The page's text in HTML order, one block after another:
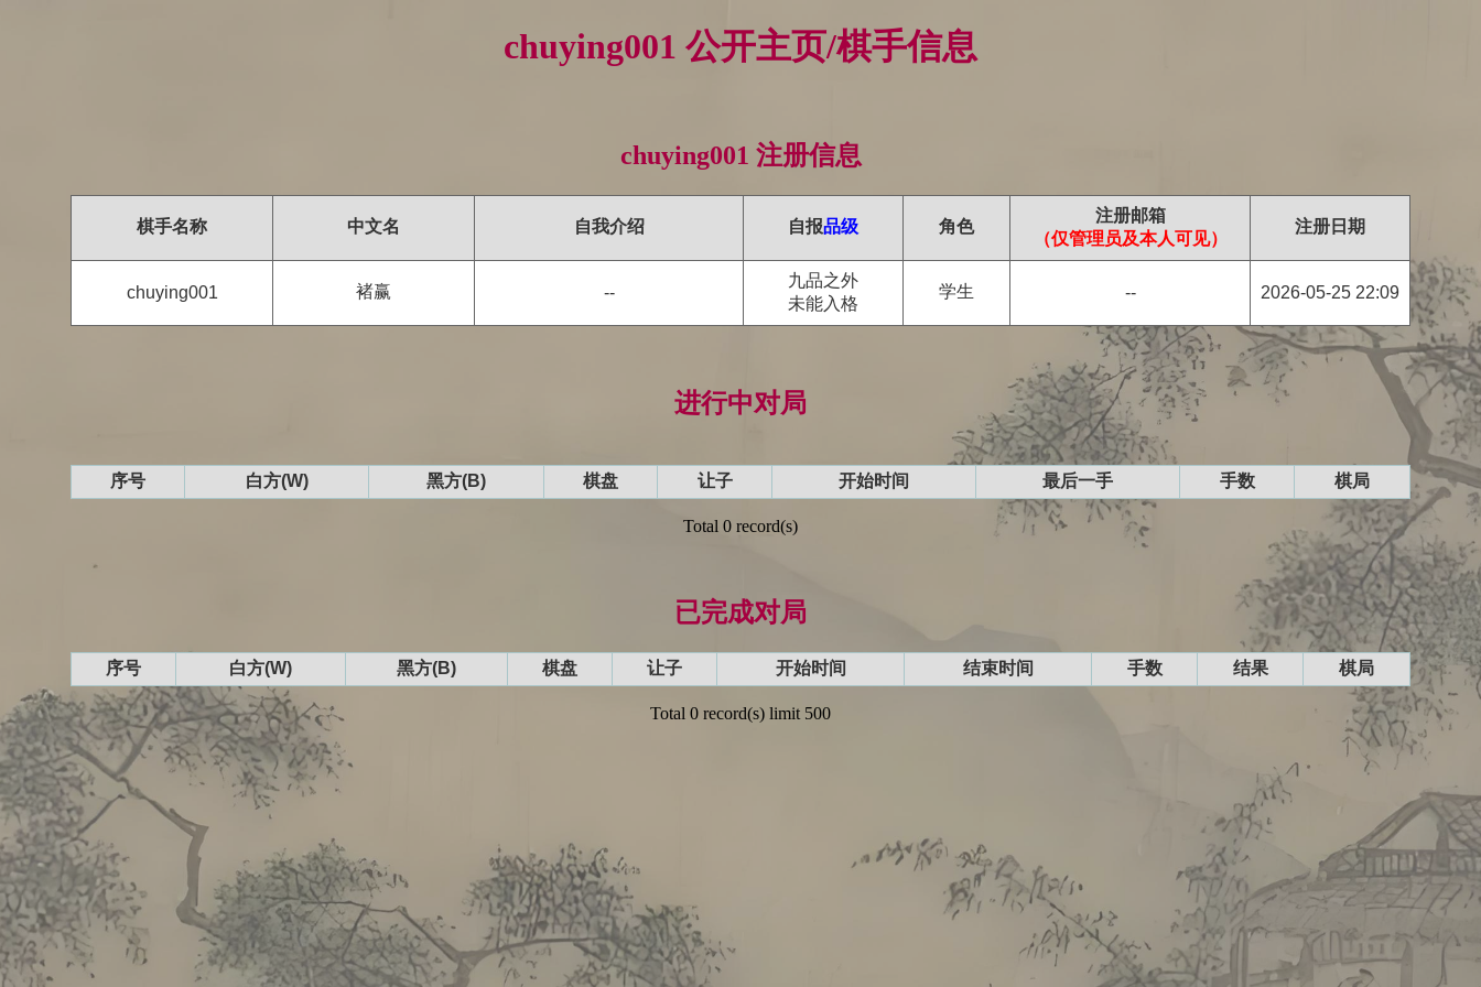
chuying001 公开主页/棋手信息
chuying001 注册信息
棋手名称 中文名 自我介绍 自报品级 角色
注册邮箱
（仅管理员及本人可见）
注册日期
chuying001 褚赢 --
九品之外
未能入格
学生 -- 2026-05-25 22:09
进行中对局
序号 白方(W) 黑方(B) 棋盘 让子 开始时间 最后一手 手数 棋局
Total 0 record(s)
已完成对局
序号 白方(W) 黑方(B) 棋盘 让子 开始时间 结束时间 手数 结果 棋局
Total 0 record(s) limit 500